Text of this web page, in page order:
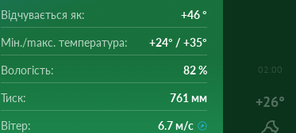
Відчувається як: +46 °
Мін./mакс. температура: +24° / +35°
Вологість: 82 %
Тиск: 761 мм
Вітер: 6.7 м/с
02:00
+26°